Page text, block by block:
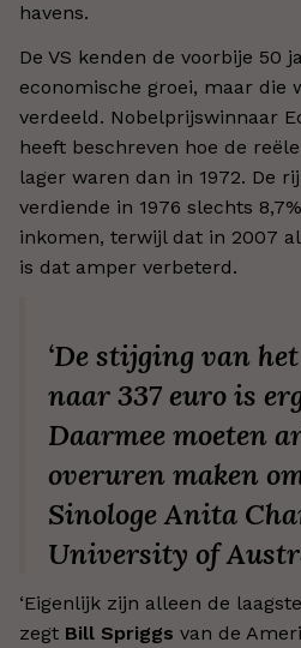
havens.
De VS kenden de voorbije 50
economische groei, maar die
verdeeld. Nobelprijswinnaar
heeft beschreven hoe de
lager waren dan in 1972. De
verdiende in 1976 slechts
inkomen, terwijl dat in 2007 al
is dat amper verbeterd.
‘De stijging van
naar 337 euro is
Daarmee moeten
overuren maken
Sinologe Anita
University of
‘Eigenlijk zijn alleen de
zegt Bill Spriggs van de